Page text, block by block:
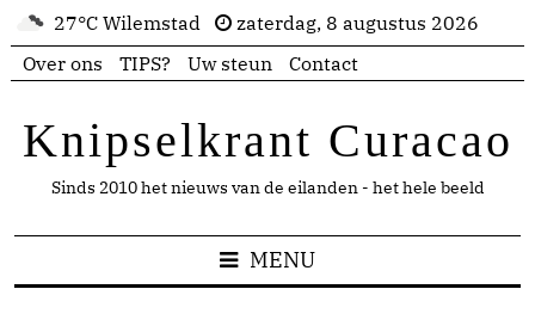
27°C Wilemstad
zaterdag, 8 augustus 2026
Over ons
TIPS? Uw steun Contact
Knipselkrant Curacao
Sinds 2010 het nieuws van de eilanden - het hele beeld
MENU